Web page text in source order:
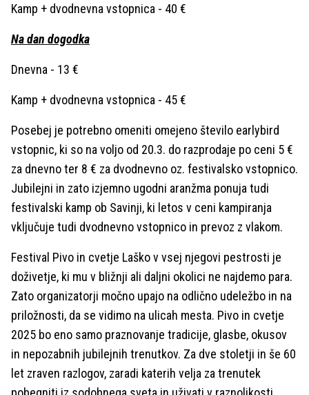
Kamp + dvodnevna vstopnica - 40 €
Na dan dogodka
Dnevna - 13 €
Kamp + dvodnevna vstopnica - 45 €
Posebej je potrebno omeniti omejeno število earlybird
vstopnic, ki so na voljo od 20.3. do razprodaje po ceni 5 €
za dnevno ter 8 € za dvodnevno oz. festivalsko vstopnico.
Jubilejni in zato izjemno ugodni aranžma ponuja tudi
festivalski kamp ob Savinji, ki letos v ceni kampiranja
vključuje tudi dvodnevno vstopnico in prevoz z vlakom.
Festival Pivo in cvetje Laško v vsej njegovi pestrosti je
doživetje, ki mu v bližnji ali daljni okolici ne najdemo para.
Zato organizatorji močno upajo na odlično udeležbo in na
priložnosti, da se vidimo na ulicah mesta. Pivo in cvetje
2025 bo eno samo praznovanje tradicije, glasbe, okusov
in nepozabnih jubilejnih trenutkov. Za dve stoletji in še 60
let zraven razlogov, zaradi katerih velja za trenutek